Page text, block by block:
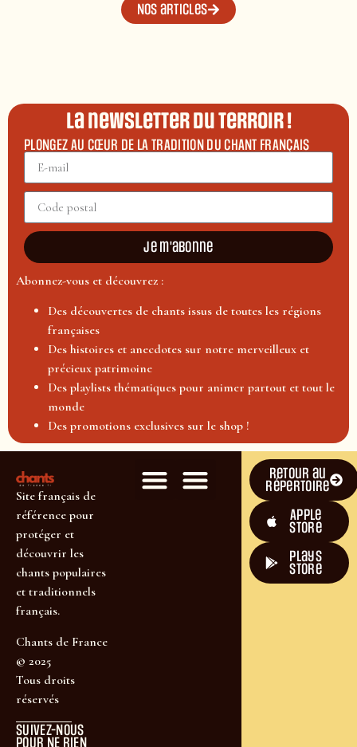
Nos articles
La newsletter du terroir !
PLONGEZ AU CŒUR DE LA TRADITION DU CHANT FRANÇAIS
Je m'abonne
Abonnez-vous et découvrez :
Des découvertes de chants issus de toutes les régions
françaises
Des histoires et anecdotes sur notre merveilleux et
précieux patrimoine
Des playlists thématiques pour animer partout et tout le
monde
Des promotions exclusives sur le shop !
Site français de
référence pour
protéger et
découvrir les
chants populaires
et traditionnels
français.
Chants de France
© 2025
Tous droits
réservés
SUIVEZ-NOUS
POUR NE RIEN
Retour au
répertoire
Apple
Store
plays
store